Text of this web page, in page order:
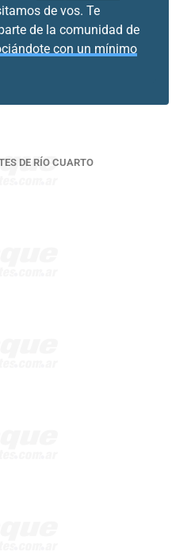
de vos. Te
de la comunidad de
con un mínimo
DE RÍO CUARTO